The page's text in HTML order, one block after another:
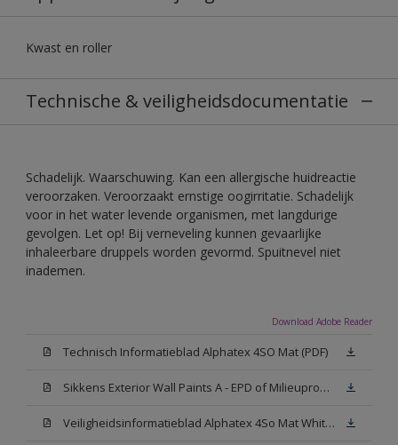
Kwast en roller
Technische & veiligheidsdocumentatie
Schadelijk. Waarschuwing. Kan een allergische huidreactie
veroorzaken. Veroorzaakt ernstige oogirritatie. Schadelijk
voor in het water levende organismen, met langdurige
gevolgen. Let op! Bij verneveling kunnen gevaarlijke
inhaleerbare druppels worden gevormd. Spuitnevel niet
inademen.
Download Adobe Reader
Technisch Informatieblad Alphatex 4SO Mat (PDF)
Sikkens Exterior Wall Paints A - EPD of Milieuproductverklaring
Veiligheidsinformatieblad Alphatex 4So Mat White W05 (MSDS)